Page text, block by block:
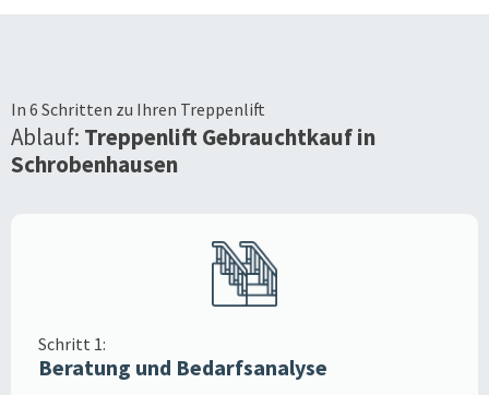
In 6 Schritten zu Ihren Treppenlift
Ablauf: Treppenlift Gebrauchtkauf in
Schrobenhausen
Schritt 1:
Beratung und Bedarfsanalyse